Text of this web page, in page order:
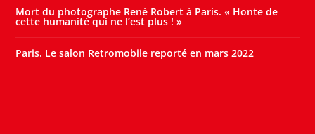
Mort du photographe René Robert à Paris. « Honte de
cette humanité qui ne l’est plus ! »
Paris. Le salon Retromobile reporté en mars 2022